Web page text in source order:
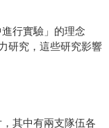
行實驗」的理念
研究，這些研究影響
其中有兩支隊伍各